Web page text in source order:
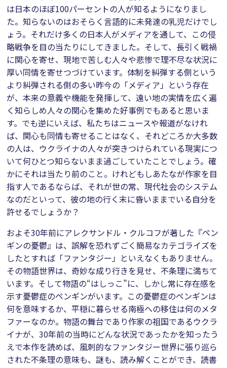
は日本のほぼ100パーセントの人が知るようになりまし
た。知らないのはおそらく言語的に未発達の乳児だけでし
ょう。それだけ多くの日本人がメディアを通して、この侵
略戦争を目の当たりにしてきました。そして、長引く戦禍
に関心を寄せ、現地で苦しむ人々や悲惨で理不尽な状況に
厚い同情を寄せつづけています。体制を糾弾する側という
より糾弾される側の多い昨今の「メディア」という存在
が、本来の意義や機能を発揮して、遠い地の実情を広く遍
く知らしめ人々の関心を集めた好事例でもあると思いま
す。でも逆にいえば、私たちはニュースや報道がなけれ
ば、関心も同情も寄せることはなく、それどころか大多数
の人は、ウクライナの人々が突きつけられている現実につ
いて何ひとつ知らないまま過ごしていたことでしょう。確
かにそれは当たり前のこと。けれどもしあたなが作家を目
指す人であるならば、それが世の常、現代社会のシステム
なのだといって、彼の地の行く末に昏いままでいる自分を
許せるでしょうか？
およそ30年前にアレクサンドル・クルコフが著した『ペン
ギンの憂鬱』は、誤解を恐れずごく簡易なカテゴライズを
したとすれば「ファンタジー」といえなくもありません。
その物語世界は、奇妙な成り行きを見せ、不条理に満ちて
います。そして物語の“はしっこ”に、しかし常に存在感を
示す憂鬱症のペンギンがいます。この憂鬱症のペンギンは
何を意味するか、平穏に暮らせる南極への移住は何のメタ
ファーなのか。物語の舞台であり作家の祖国であるウクラ
イナが、30年前の当時にどんな状況であったかを知ったう
えで本作を読めば、風刺的なファンタジー世界に張り巡ら
された不条理の意味も、謎も、読み解くことができ、読書